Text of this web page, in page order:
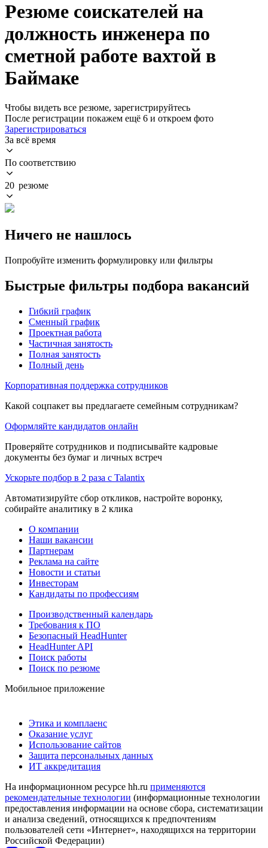
Резюме соискателей на
должность инженера по
сметной работе вахтой в
Баймаке
Чтобы видеть все резюме, зарегистрируйтесь
После регистрации покажем ещё 6 и откроем фото
Зарегистрироваться
За всё время
По соответствию
20 резюме
Ничего не нашлось
Попробуйте изменить формулировку или фильтры
Быстрые фильтры подбора вакансий
Гибкий график
Сменный график
Проектная работа
Частичная занятость
Полная занятость
Полный день
Корпоративная поддержка сотрудников
Какой соцпакет вы предлагаете семейным сотрудникам?
Оформляйте кандидатов онлайн
Проверяйте сотрудников и подписывайте кадровые
документы без бумаг и личных встреч
Ускорьте подбор в 2 раза с Talantix
Автоматизируйте сбор откликов, настройте воронку,
собирайте аналитику в 2 клика
О компании
Наши вакансии
Партнерам
Реклама на сайте
Новости и статьи
Инвесторам
Кандидаты по профессиям
Производственный календарь
Требования к ПО
Безопасный HeadHunter
HeadHunter API
Поиск работы
Поиск по резюме
Мобильное приложение
Этика и комплаенс
Оказание услуг
Использование сайтов
Защита персональных данных
ИТ аккредитация
На информационном ресурсе hh.ru применяются
рекомендательные технологии (информационные технологии
предоставления информации на основе сбора, систематизации
и анализа сведений, относящихся к предпочтениям
пользователей сети «Интернет», находящихся на территории
Российской Федерации)